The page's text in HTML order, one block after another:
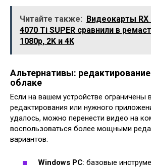
Читайте также: Видеокарты RX
4070 Ti SUPER сравнили в
1080p, 2K и 4K
Альтернативы:
облаке
Если на вашем устройстве ограничены
редактирования или нужного
удалось, можно перенести видео на
воспользоваться более мощными
вариантов:
Windows PC: базовые